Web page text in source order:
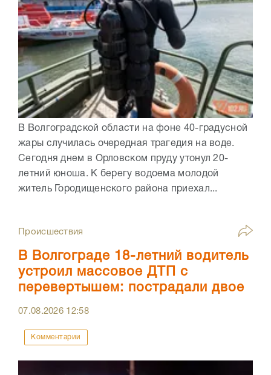
В Волгоградской области на фоне 40-градусной
жары случилась очередная трагедия на воде.
Сегодня днем в Орловском пруду утонул 20-
летний юноша. К берегу водоема молодой
житель Городищенского района приехал...
Происшествия
В Волгограде 18-летний водитель
устроил массовое ДТП с
перевертышем: пострадали двое
07.08.2026 12:58
Комментарии